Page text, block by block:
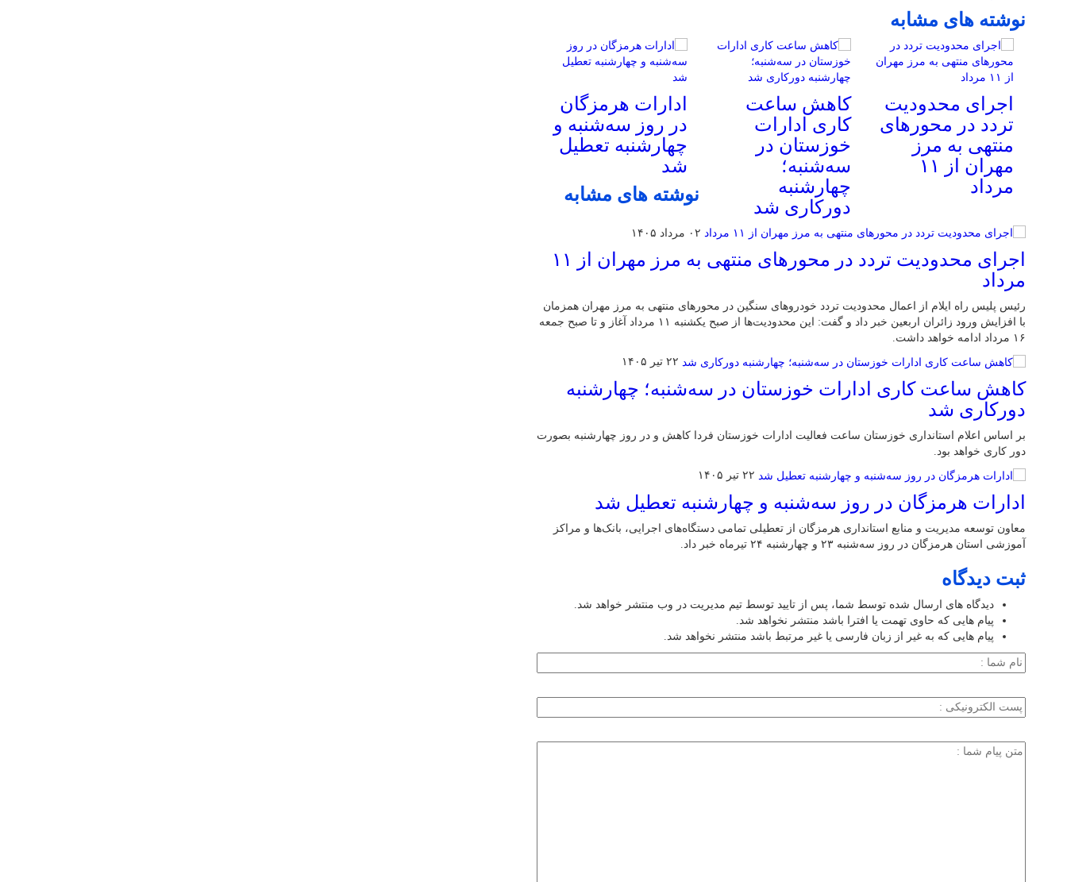
نوشته های مشابه
اجرای محدودیت
تردد در محورهای
منتهی به مرز
مهران از ۱۱
مرداد
کاهش ساعت
کاری ادارات
خوزستان در
سه‌شنبه؛
چهارشنبه
دورکاری شد
ادارات هرمزگان
در روز سه‌شنبه و
چهارشنبه تعطیل
شد
نوشته های مشابه
۰۲ مرداد ۱۴۰۵
اجرای محدودیت تردد در محورهای منتهی به مرز مهران از ۱۱
مرداد
رئیس پلیس راه ایلام از اعمال محدودیت تردد خودروهای سنگین در محورهای منتهی به مرز مهران همزمان
با افزایش ورود زائران اربعین خبر داد و گفت: این محدودیت‌ها از صبح یکشنبه ۱۱ مرداد آغاز و تا صبح جمعه
۱۶ مرداد ادامه خواهد داشت.
۲۲ تیر ۱۴۰۵
کاهش ساعت کاری ادارات خوزستان در سه‌شنبه؛ چهارشنبه
دورکاری شد
بر اساس اعلام استانداری خوزستان ساعت فعالیت ادارات خوزستان فردا کاهش و در روز چهارشنبه بصورت
دور کاری خواهد بود.
۲۲ تیر ۱۴۰۵
ادارات هرمزگان در روز سه‌شنبه و چهارشنبه تعطیل شد
معاون توسعه مدیریت و منابع استانداری هرمزگان از تعطیلی تمامی دستگاه‌های اجرایی، بانک‌ها و مراکز
آموزشی استان هرمزگان در روز سه‌شنبه ۲۳ و چهارشنبه ۲۴ تیرماه خبر داد.
ثبت دیدگاه
دیدگاه های ارسال شده توسط شما، پس از تایید توسط تیم مدیریت در وب منتشر خواهد شد.
پیام هایی که حاوی تهمت یا افترا باشد منتشر نخواهد شد.
پیام هایی که به غیر از زبان فارسی یا غیر مرتبط باشد منتشر نخواهد شد.